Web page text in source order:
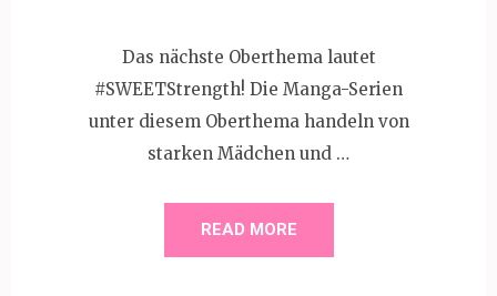
Das nächste Oberthema lautet
#SWEETStrength! Die Manga-Serien
unter diesem Oberthema handeln von
starken Mädchen und …
READ MORE